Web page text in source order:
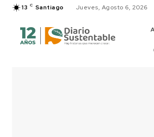
13 C Santiago Jueves, Agosto 6, 2026